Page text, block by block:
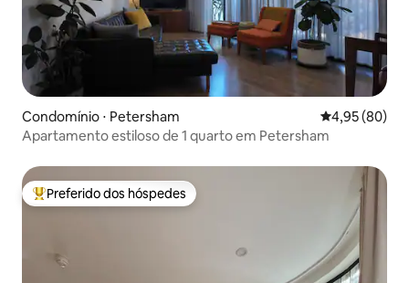
Condomínio ⋅ Petersham 4,95 de uma
4,95 (80)
Apartamento estiloso de 1 quarto em Petersham
Entre os melhores preferidos dos hóspedes
Preferido dos hóspedes